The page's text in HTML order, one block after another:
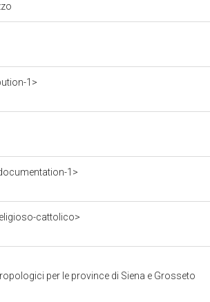
1>
1>
cattolico>
per le province di Siena e Grosseto